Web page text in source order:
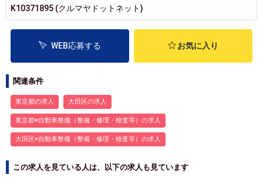
K10371895 (クルマヤドットネット)
WEB応募する お気に入り
関連条件
東京都の求人 大田区の求人
東京都×自動車整備（整備・修理・検査等）の求人
大田区×自動車整備（整備・修理・検査等）の求人
この求人を見ている人は、以下の求人も見ています